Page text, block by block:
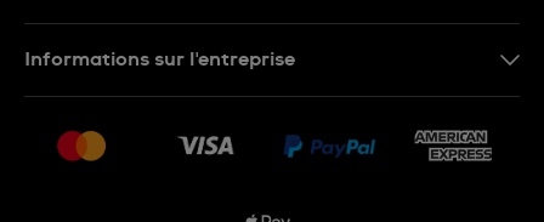
Conditions De Vente
Informations sur l'entreprise
Nous rejoindre